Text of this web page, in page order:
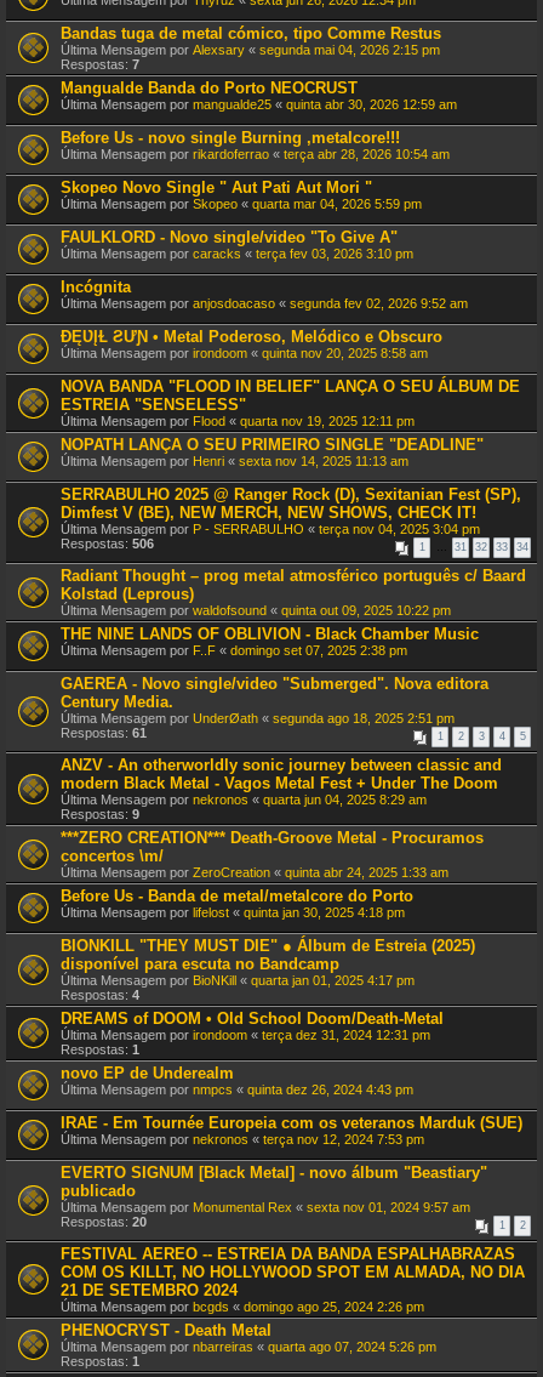
Bandas tuga de metal cómico, tipo Comme Restus
Última Mensagem por Alexsary « segunda mai 04, 2026 2:15 pm
Respostas: 7
Mangualde Banda do Porto NEOCRUST
Última Mensagem por mangualde25 « quinta abr 30, 2026 12:59 am
Before Us - novo single Burning ,metalcore!!!
Última Mensagem por rikardoferrao « terça abr 28, 2026 10:54 am
Skopeo Novo Single " Aut Pati Aut Mori "
Última Mensagem por Skopeo « quarta mar 04, 2026 5:59 pm
FAULKLORD - Novo single/video "To Give A"
Última Mensagem por caracks « terça fev 03, 2026 3:10 pm
Incógnita
Última Mensagem por anjosdoacaso « segunda fev 02, 2026 9:52 am
ƉĘƲĮⱢ ƧƯƝ • Metal Poderoso, Melódico e Obscuro
Última Mensagem por irondoom « quinta nov 20, 2025 8:58 am
NOVA BANDA "FLOOD IN BELIEF" LANÇA O SEU ÁLBUM DE
ESTREIA "SENSELESS"
Última Mensagem por Flood « quarta nov 19, 2025 12:11 pm
NOPATH LANÇA O SEU PRIMEIRO SINGLE "DEADLINE"
Última Mensagem por Henri « sexta nov 14, 2025 11:13 am
SERRABULHO 2025 @ Ranger Rock (D), Sexitanian Fest (SP),
Dimfest V (BE), NEW MERCH, NEW SHOWS, CHECK IT!
Última Mensagem por P - SERRABULHO « terça nov 04, 2025 3:04 pm
Respostas: 506 1 … 31 32 33 34
Radiant Thought – prog metal atmosférico português c/ Baard
Kolstad (Leprous)
Última Mensagem por waldofsound « quinta out 09, 2025 10:22 pm
THE NINE LANDS OF OBLIVION - Black Chamber Music
Última Mensagem por F..F « domingo set 07, 2025 2:38 pm
GAEREA - Novo single/video "Submerged". Nova editora
Century Media.
Última Mensagem por UnderØath « segunda ago 18, 2025 2:51 pm
Respostas: 61 1 2 3 4 5
ANZV - An otherworldly sonic journey between classic and
modern Black Metal - Vagos Metal Fest + Under The Doom
Última Mensagem por nekronos « quarta jun 04, 2025 8:29 am
Respostas: 9
***ZERO CREATION*** Death-Groove Metal - Procuramos
concertos \m/
Última Mensagem por ZeroCreation « quinta abr 24, 2025 1:33 am
Before Us - Banda de metal/metalcore do Porto
Última Mensagem por lifelost « quinta jan 30, 2025 4:18 pm
BIONKILL "THEY MUST DIE" ● Álbum de Estreia (2025)
disponível para escuta no Bandcamp
Última Mensagem por BioNKill « quarta jan 01, 2025 4:17 pm
Respostas: 4
DREAMS of DOOM • Old School Doom/Death-Metal
Última Mensagem por irondoom « terça dez 31, 2024 12:31 pm
Respostas: 1
novo EP de Underealm
Última Mensagem por nmpcs « quinta dez 26, 2024 4:43 pm
IRAE - Em Tournée Europeia com os veteranos Marduk (SUE)
Última Mensagem por nekronos « terça nov 12, 2024 7:53 pm
EVERTO SIGNUM [Black Metal] - novo álbum "Beastiary"
publicado
Última Mensagem por Monumental Rex « sexta nov 01, 2024 9:57 am
Respostas: 20 1 2
FESTIVAL AEREO -- ESTREIA DA BANDA ESPALHABRAZAS
COM OS KILLT, NO HOLLYWOOD SPOT EM ALMADA, NO DIA
21 DE SETEMBRO 2024
Última Mensagem por bcgds « domingo ago 25, 2024 2:26 pm
PHENOCRYST - Death Metal
Última Mensagem por nbarreiras « quarta ago 07, 2024 5:26 pm
Respostas: 1